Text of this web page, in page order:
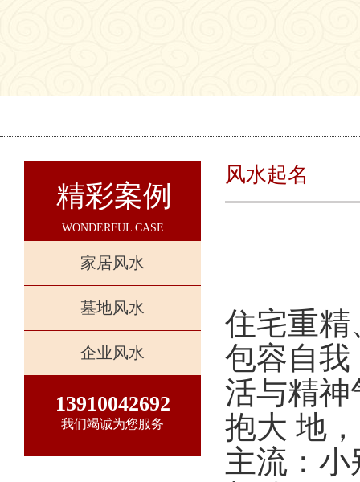
精彩案例
WONDERFUL CASE
家居风水
墓地风水
企业风水
13910042692
我们竭诚为您服务
风水起名
住宅重精
包容自我
活与精
抱大 地
主流：